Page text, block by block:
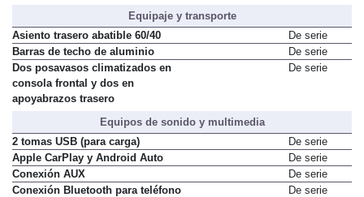
Equipaje y transporte
Asiento trasero abatible 60/40
De serie
Barras de techo de aluminio
De serie
Dos posavasos climatizados en
consola frontal y dos en
apoyabrazos trasero
De serie
Equipos de sonido y multimedia
2 tomas USB (para carga)
De serie
Apple CarPlay y Android Auto
De serie
Conexión AUX
De serie
Conexión Bluetooth para teléfono
De serie